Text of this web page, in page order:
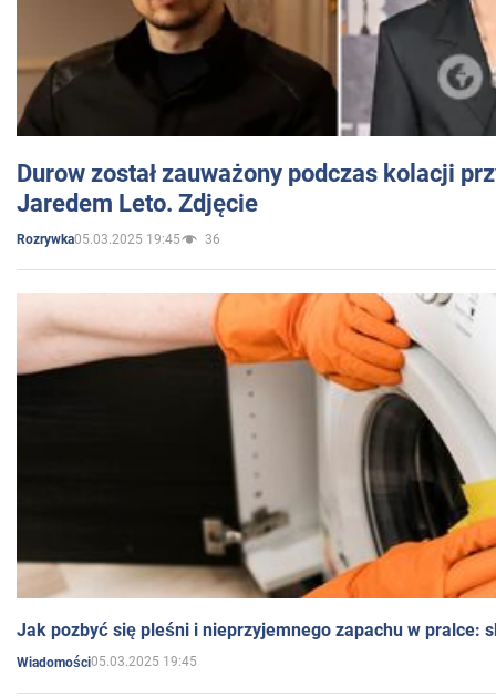
Durow został zauważony podczas kolacji
Jaredem Leto. Zdjęcie
Rozrywka05.03.2025 19:45 36
Jak pozbyć się pleśni i nieprzyjemnego zapachu w pralce:
Wiadomości05.03.2025 19:45